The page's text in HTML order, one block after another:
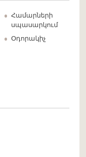
Համարների
սպասարկում
Օդորակիչ